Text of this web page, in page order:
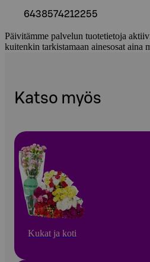
6438574212255
Päivitämme palvelun tuotetietoja
kuitenkin tarkistamaan ainesosat aina
Katso myös
Kukat ja koti